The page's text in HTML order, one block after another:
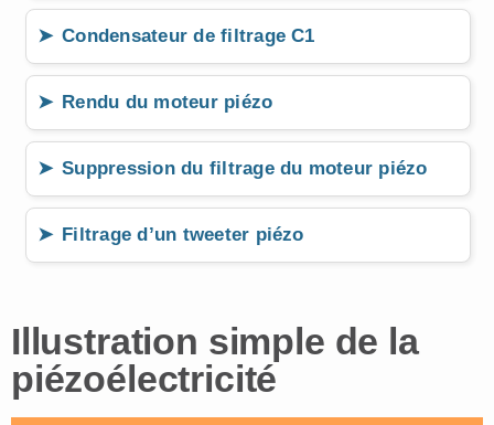
Condensateur de filtrage C1
Rendu du moteur piézo
Suppression du filtrage du moteur piézo
Filtrage d’un tweeter piézo
Illustration simple de la
piézoélectricité